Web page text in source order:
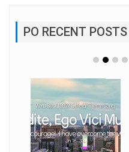
PO RECENT POSTS